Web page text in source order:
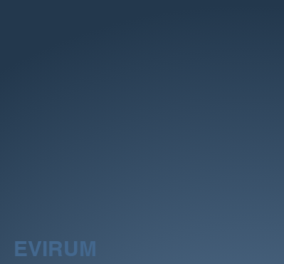
EVIRUM